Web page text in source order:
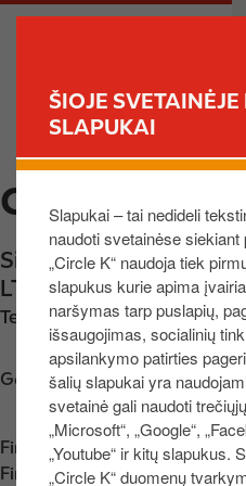
ŠIOJE
SLAPUKAI
Slapukai – tai nedideli
naudoti svetainėse
„Circle K“ naudoja tiek
slapukus kurie apima
naršymas tarp puslapių,
išsaugojimas, socialinių
apsilankymo patirties
šalių slapukai yra
svetainė gali naudoti
„Microsoft“, „Google“,
„Youtube“ ir kitų slapukus.
„Circle K“ duomenų
į
p
a
g
r
d
į
t
M
v
CIRCLE K
Sidabros g. 2A,
LT
Telefono nr.: +37062502518
Get directions
Find us onApp Store
Find us onGoogle Play